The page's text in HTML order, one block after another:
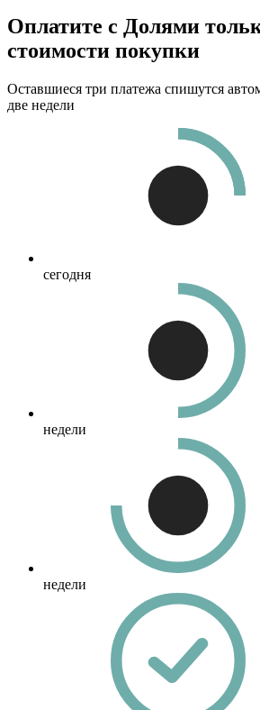
Оплатите с Долями
стоимости покупки
Оставшиеся три платежа спишутся
две недели
сегодня
недели
недели